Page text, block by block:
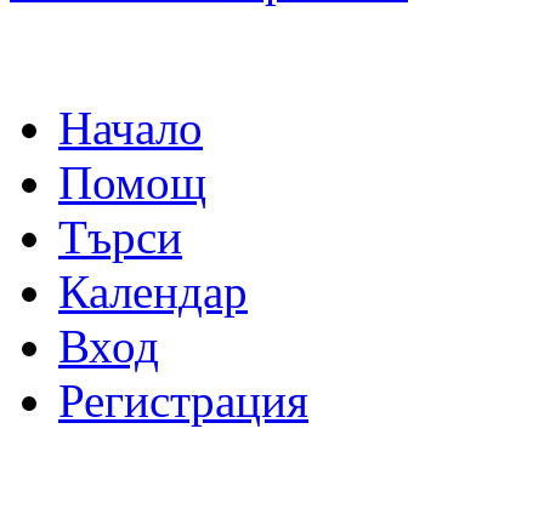
Начало
Помощ
Търси
Календар
Вход
Регистрация